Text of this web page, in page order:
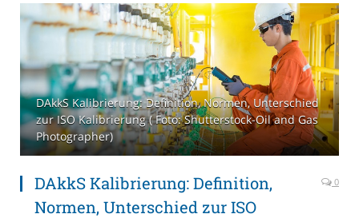
DAkkS Kalibrierung: Definition, Normen, Unterschied
zur ISO Kalibrierung ( Foto: Shutterstock-Oil and Gas
Photographer)
DAkkS Kalibrierung: Definition,
Normen, Unterschied zur ISO
0